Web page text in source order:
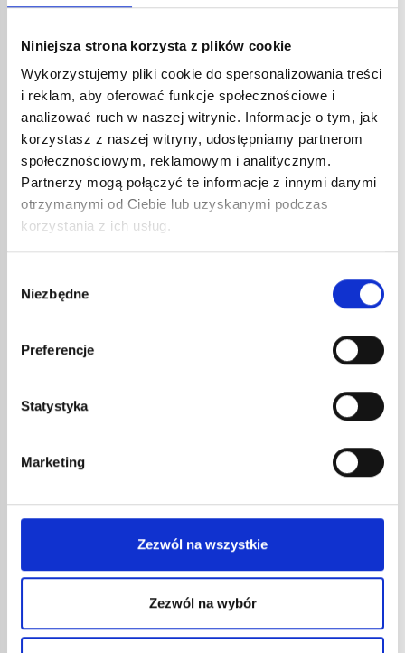
Niniejsza strona korzysta z plików cookie
Wykorzystujemy pliki cookie do spersonalizowania treści
i reklam, aby oferować funkcje społecznościowe i
analizować ruch w naszej witrynie. Informacje o tym, jak
korzystasz z naszej witryny, udostępniamy partnerom
społecznościowym, reklamowym i analitycznym.
Partnerzy mogą połączyć te informacje z innymi danymi
otrzymanymi od Ciebie lub uzyskanymi podczas
korzystania z ich usług.
zgody
Niezbędne
Preferencje
Statystyka
Marketing
Zezwól na wszystkie
Zezwól na wybór
sprawdź zawory, pokrętło i wylot. Najpierw odkręć
odkręć zawór dużej butli. Butla robocza będzie się
powoli napełniała. W tym czasie powinieneś słyszeć
charakterystyczny dźwięk tankowania. Uważaj, aby
nie otwierać zaworu dużej butli zbyt szybko,
w przeciwnym razie istnieje ryzyko niedopełnienia.
Gdyby tak się stało, zakręć zawór, a następnie otwórz
go ponownie, ale delikatniej. Następnie odkręć
śrubokrętem zawór odpowietrzenia w małej butli.
Zauważysz, że przez gwinty ulatnia się trochę gazu.
Gdy butla jest pełna, gaz zaczyna formować kropelki.
przepływu
Może się zdarzyć, że butla jest wyposażona w zawór
regulacyjny przepływu. Sprawdź to przez wyjęcie
gazu niemal natychmiast spowalnia, butla ma zawór
regulacyjny przepływu. W takim razie otwórz lekko
złączkę. Całkowita masa napełnionej butli nie
powinna nigdy przekraczać 5,7 kg. Jeśli jest większa,
wolnym powietrzu i z dala od płomieni lub iskier.
Udostępnij ten